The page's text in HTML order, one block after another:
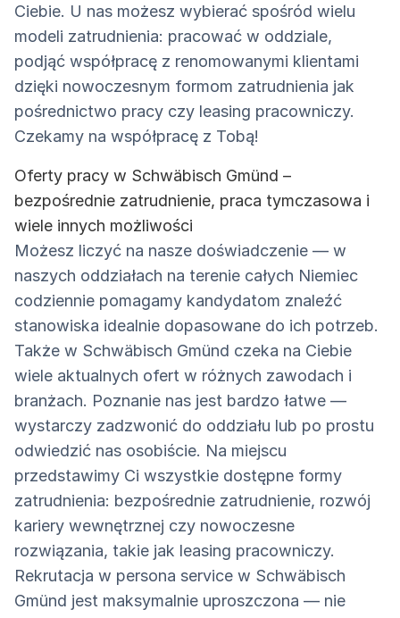
Ciebie. U nas możesz wybierać spośród wielu
modeli zatrudnienia: pracować w oddziale,
podjąć współpracę z renomowanymi klientami
dzięki nowoczesnym formom zatrudnienia jak
pośrednictwo pracy czy leasing pracowniczy.
Czekamy na współpracę z Tobą!
Oferty pracy w Schwäbisch Gmünd –
bezpośrednie zatrudnienie, praca tymczasowa i
wiele innych możliwości
Możesz liczyć na nasze doświadczenie — w
naszych oddziałach na terenie całych Niemiec
codziennie pomagamy kandydatom znaleźć
stanowiska idealnie dopasowane do ich potrzeb.
Także w Schwäbisch Gmünd czeka na Ciebie
wiele aktualnych ofert w różnych zawodach i
branżach. Poznanie nas jest bardzo łatwe —
wystarczy zadzwonić do oddziału lub po prostu
odwiedzić nas osobiście. Na miejscu
przedstawimy Ci wszystkie dostępne formy
zatrudnienia: bezpośrednie zatrudnienie, rozwój
kariery wewnętrznej czy nowoczesne
rozwiązania, takie jak leasing pracowniczy.
Rekrutacja w persona service w Schwäbisch
Gmünd jest maksymalnie uproszczona — nie